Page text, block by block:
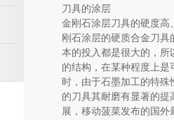
刀具的涂层
金刚石涂层刀具的硬度高
刚石涂层的硬质合金刀
本的投入都是很大的，所
的结构，在某种程度上
时，由于石墨加工的特
的刀具其耐磨有显著的
展，移动菠菜发布的国